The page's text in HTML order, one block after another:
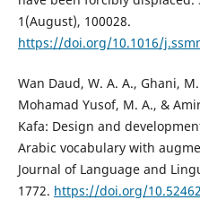
1(August), 100028.
https://doi.org/10.1016/
Wan Daud, W. A. A., Ghani,
Mohamad Yusof, M. A., &
Kafa: Design and
Arabic vocabulary with
Journal of Language and
1772. https://doi.org/